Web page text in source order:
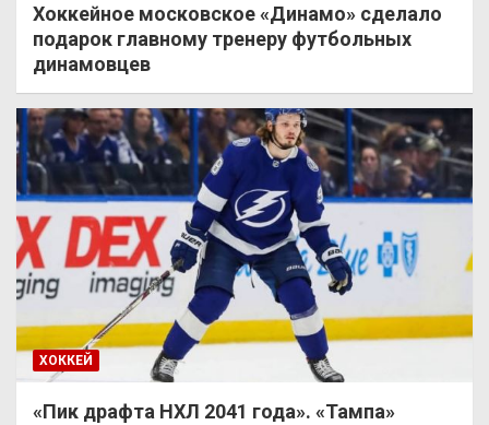
Хоккейное московское «Динамо» сделало
подарок главному тренеру футбольных
динамовцев
ХОККЕЙ
«Пик драфта НХЛ 2041 года». «Тампа»